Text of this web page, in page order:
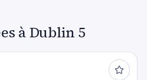
à Dublin 5